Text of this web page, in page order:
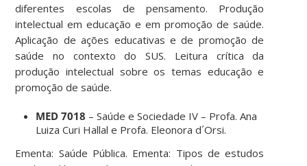
diferentes escolas de pensamento. Produção
intelectual em educação e em promoção de saúde.
Aplicação de ações educativas e de promoção de
saúde no contexto do SUS. Leitura crítica da
produção intelectual sobre os temas educação e
promoção de saúde.
MED 7018 – Saúde e Sociedade IV – Profa. Ana
Luiza Curi Hallal e Profa. Eleonora d´Orsi.
Ementa: Saúde Pública. Ementa: Tipos de estudos